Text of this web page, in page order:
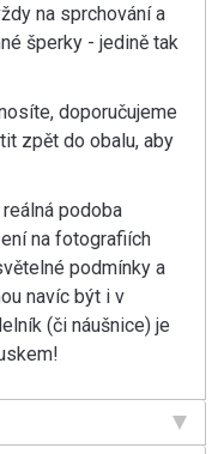
na sprchování a
šperky - jedině tak
doporučujeme
zpět do obalu, aby
podoba
na fotografiích
podmínky a
navíc být i v
(či náušnice) je